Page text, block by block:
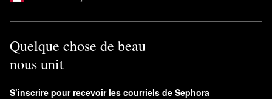
Quelque chose de beau
nous unit
S’inscrire pour recevoir les courriels de Sephora